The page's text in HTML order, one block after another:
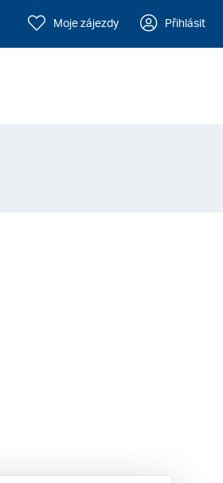
Moje zájezdy Přihlásit